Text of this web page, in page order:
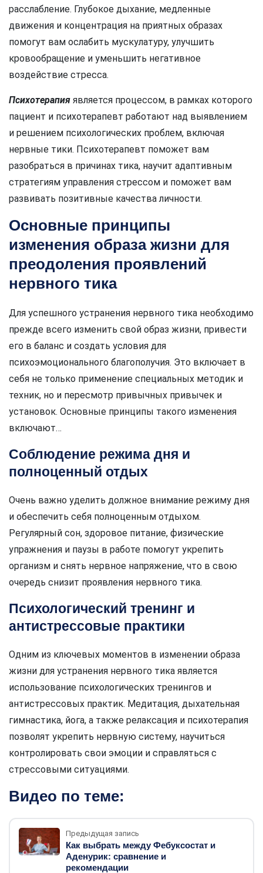
расслабление. Глубокое дыхание, медленные
движения и концентрация на приятных образах
помогут вам ослабить мускулатуру, улучшить
кровообращение и уменьшить негативное
воздействие стресса.
Психотерапия является процессом, в рамках которого
пациент и психотерапевт работают над выявлением
и решением психологических проблем, включая
нервные тики. Психотерапевт поможет вам
разобраться в причинах тика, научит адаптивным
стратегиям управления стрессом и поможет вам
развивать позитивные качества личности.
Основные принципы
изменения образа жизни для
преодоления проявлений
нервного тика
Для успешного устранения нервного тика необходимо
прежде всего изменить свой образ жизни, привести
его в баланс и создать условия для
психоэмоционального благополучия. Это включает в
себя не только применение специальных методик и
техник, но и пересмотр привычных привычек и
установок. Основные принципы такого изменения
включают…
Соблюдение режима дня и
полноценный отдых
Очень важно уделить должное внимание режиму дня
и обеспечить себя полноценным отдыхом.
Регулярный сон, здоровое питание, физические
упражнения и паузы в работе помогут укрепить
организм и снять нервное напряжение, что в свою
очередь снизит проявления нервного тика.
Психологический тренинг и
антистрессовые практики
Одним из ключевых моментов в изменении образа
жизни для устранения нервного тика является
использование психологических тренингов и
антистрессовых практик. Медитация, дыхательная
гимнастика, йога, а также релаксация и психотерапия
позволят укрепить нервную систему, научиться
контролировать свои эмоции и справляться с
стрессовыми ситуациями.
Видео по теме:
Предыдущая запись
Как выбрать между Фебуксостат и
Аденурик: сравнение и
рекомендации